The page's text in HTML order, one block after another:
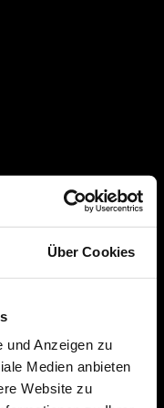
Über Cookies
und Anzeigen zu
Medien anbieten
Website zu